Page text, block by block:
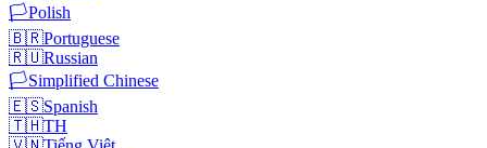
🏳️Polish
🇧🇷Portuguese
🇷🇺Russian
🏳️Simplified Chinese
🇪🇸Spanish
🇹🇭TH